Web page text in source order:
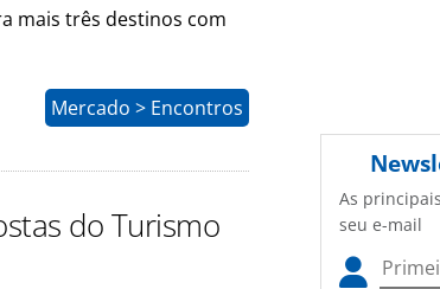
mais três destinos com
Mercado > Encontros
do Turismo
As
seu e-mail